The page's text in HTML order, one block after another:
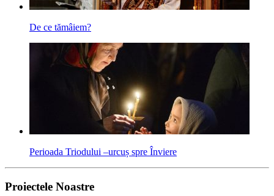
De ce tămâiem?
Perioada Triodului –urcuș spre Înviere
Proiectele Noastre